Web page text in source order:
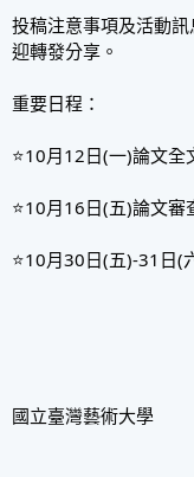
投稿注意事項及活動
迎轉發分享。
重要日程：
⭐10月12日(一)論文全
⭐10月16日(五)論文審
⭐10月30日(五)-31日(
國立臺灣藝術大學